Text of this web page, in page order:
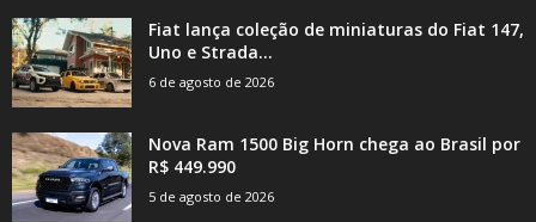
Fiat lança coleção de miniaturas do Fiat 147,
Uno e Strada...
6 de agosto de 2026
Nova Ram 1500 Big Horn chega ao Brasil por
R$ 449.990
5 de agosto de 2026